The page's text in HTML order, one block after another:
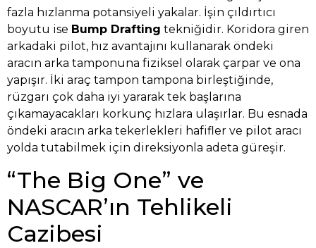
fazla hızlanma potansiyeli yakalar. İşin çıldırtıcı
boyutu ise Bump Drafting tekniğidir. Koridora giren
arkadaki pilot, hız avantajını kullanarak öndeki
aracın arka tamponuna fiziksel olarak çarpar ve ona
yapışır. İki araç tampon tampona birleştiğinde,
rüzgarı çok daha iyi yararak tek başlarına
çıkamayacakları korkunç hızlara ulaşırlar. Bu esnada
öndeki aracın arka tekerlekleri hafifler ve pilot aracı
yolda tutabilmek için direksiyonla adeta güreşir.
“The Big One” ve
NASCAR’ın Tehlikeli
Cazibesi